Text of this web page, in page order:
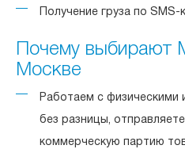
Получение груза по
Почему выбирают
Москве
Работаем с
без разницы,
коммерческую партию